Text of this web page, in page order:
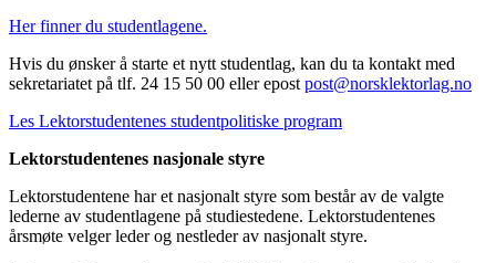
Her finner du studentlagene.
Hvis du ønsker å starte et nytt studentlag, kan du ta kontakt med
sekretariatet på tlf. 24 15 50 00 eller epost post@norsklektorlag.no
Les Lektorstudentenes studentpolitiske program
Lektorstudentenes nasjonale styre
Lektorstudentene har et nasjonalt styre som består av de valgte
lederne av studentlagene på studiestedene. Lektorstudentenes
årsmøte velger leder og nestleder av nasjonalt styre.